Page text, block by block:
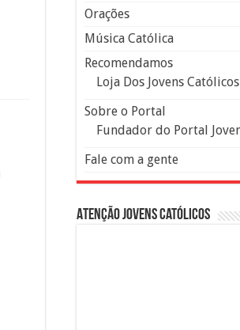
Orações
Música Católica
Recomendamos
Loja Dos Jovens Católicos
Sobre o Portal
Fundador do Portal
Fale com a gente
Atenção Jovens Católicos